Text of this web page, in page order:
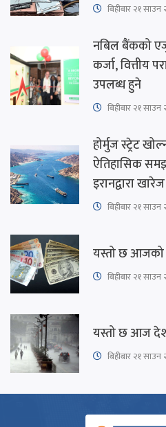
बिहीबार २१
नबिल बैंकको
कर्जा, वित्तीय
उपलब्ध हुने
बिहीबार २१
होर्मुज स्ट्रेट
ऐतिहासिक
इरानद्वारा खारेज
बिहीबार २१
यस्तो छ आजको
बिहीबार २१
यस्तो छ आज
बिहीबार २१